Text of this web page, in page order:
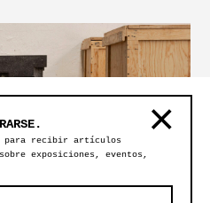
para recibir artículos
exposiciones, eventos,